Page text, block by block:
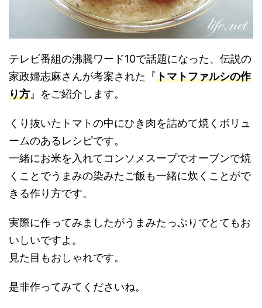
テレビ番組の沸騰ワード10で話題になった、伝説の
家政婦志麻さんが考案された『トマトファルシの作
り方 』をご紹介します。
くり抜いたトマトの中にひき肉を詰めて焼くボリュ
ームのあるレシピです。
一緒にお米を入れてコンソメスープでオーブンで焼
くことでうまみの染みたご飯も一緒に炊くことがで
きる作り方です。
実際に作ってみましたがうまみたっぷりでとてもお
いしいですよ。
見た目もおしゃれです。
是非作ってみてくださいね。